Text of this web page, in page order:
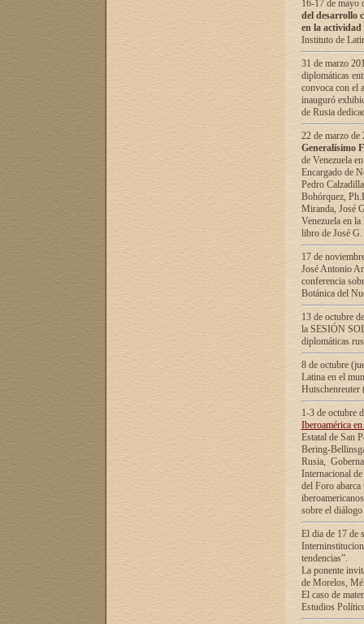
16-17 de mayo
del desarrollo
en la
Instituto de
31 de marzo
diplomáticas
convoca con el
inauguró
de Rusia
22 de marzo
Generalísimo
de Venezuela
Encargado de
Pedro
Bohórquez,
Miranda, José
Venezuela en
libro de José
17 de
José Antonio
conferencia
Botánica del
13 de octubre
la SESIÓN
diplomáticas
8 de octubre
Latina en el
1-3 de octubre
Iberoamérica
Estatal de San
Bering-
Rusia,
Internacional
del Foro
sobre el
El dia de 17 de
tendencias”.
La ponente
de Morelos,
El caso de
Estudios